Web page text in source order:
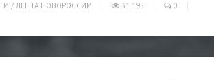
/ ЛЕНТА НОВОРОССИИ 31 195 0